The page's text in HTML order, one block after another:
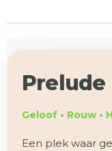
Prelude
Geloof • Rouw •
Een plek waar